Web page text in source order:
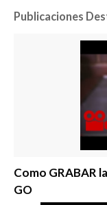
Publicaciones
Como GRABAR
GO